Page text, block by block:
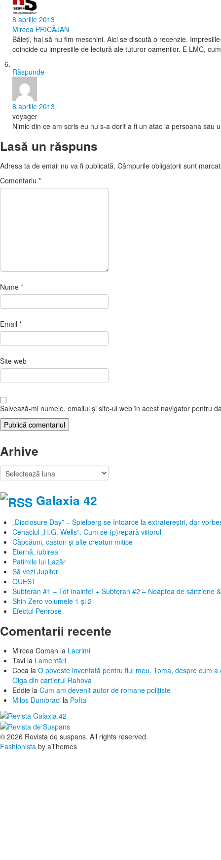
8 aprilie 2013
Mircea PRICĂJAN
Băieţi, hai să nu fim meschini. Aici se discută o recenzie.
coincide cu impresiile de lectură ale tuturor oamenilor. E LMC,
Răspunde
8 aprilie 2013
voyager
Nimic din ce am scris eu nu s-a dorit a fi un atac la persoana sau
Lasă un răspuns
Adresa ta de email nu va fi publicată. Câmpurile obligatorii sunt
Comentariu *
Nume *
Email *
Site web
Salvează-mi numele, emailul și site-ul web în acest navigator pentru
Arhive
Arhive
Galaxia 42
„Disclosure Day” – Spielberg se întoarce la extratereștri, dar
Cenaclul „H.G. Wells”. Cum se (p)repară viitorul
Căpcăuni, castori și alte creaturi mitice
Eternă, iubirea
Patimile lui Lazăr
Să vezi Jupiter
QUEST
Subteran #1 – Tot înainte! + Subteran #2 – Noaptea de sânziene
Shin Zero volumele 1 și 2
Efectul Penrose
Comentarii recente
Mircea Coman la Lacrimi
Tavi la Lamentări
Coca la O poveste inventată pentru fiul meu, Toma, despre cum
Olga din cartierul Rahova
Eddie la Cum am devenit autor de romane polițiste
Milos Dumbraci la Pofta
© 2026 Revista de suspans. All rights reserved.
Fashionista by aThemes